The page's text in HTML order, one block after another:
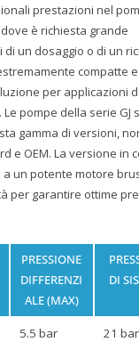
prestazioni nel
è richiesta grande
un dosaggio o di un
compatte
per applicazioni
pompe della serie GJ
gamma di versioni,
e OEM. La versione in
a un potente motore
per garantire ottime
PRESSIONE
DIFFERENZI
ALE (MAX)
DI
5.5 bar 21 bar